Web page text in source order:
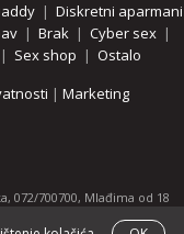
| Diskretni aparmani
| Brak | Cyber sex |
| Sex shop | Ostalo
| Marketing
072/700700, Mlađima od 18
i svih njenih dijelova.